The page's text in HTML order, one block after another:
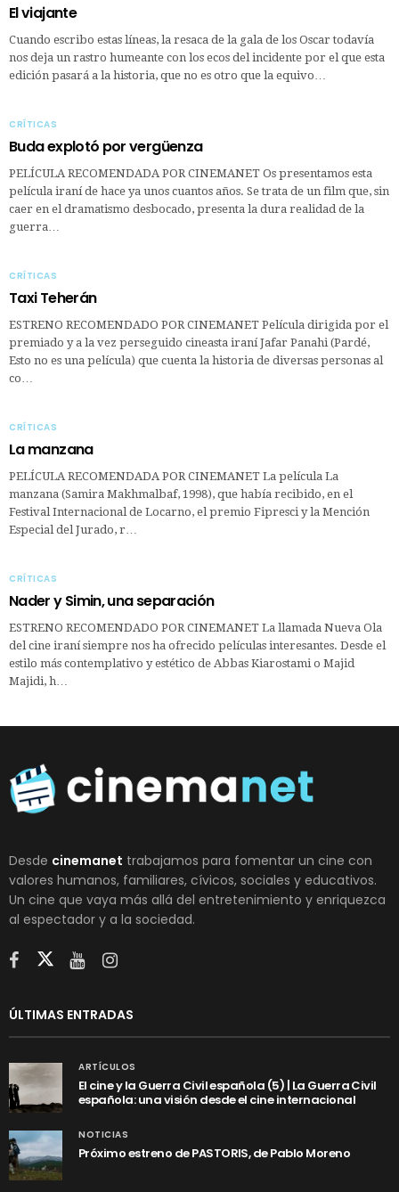
El viajante
Cuando escribo estas líneas, la resaca de la gala de los Oscar todavía
nos deja un rastro humeante con los ecos del incidente por el que esta
edición pasará a la historia, que no es otro que la equivo…
CRÍTICAS
Buda explotó por vergüenza
PELÍCULA RECOMENDADA POR CINEMANET Os presentamos esta
película iraní de hace ya unos cuantos años. Se trata de un film que, sin
caer en el dramatismo desbocado, presenta la dura realidad de la
guerra…
CRÍTICAS
Taxi Teherán
ESTRENO RECOMENDADO POR CINEMANET Película dirigida por el
premiado y a la vez perseguido cineasta iraní Jafar Panahi (Pardé,
Esto no es una película) que cuenta la historia de diversas personas al
co…
CRÍTICAS
La manzana
PELÍCULA RECOMENDADA POR CINEMANET La película La
manzana (Samira Makhmalbaf, 1998), que había recibido, en el
Festival Internacional de Locarno, el premio Fipresci y la Mención
Especial del Jurado, r…
CRÍTICAS
Nader y Simin, una separación
ESTRENO RECOMENDADO POR CINEMANET La llamada Nueva Ola
del cine iraní siempre nos ha ofrecido películas interesantes. Desde el
estilo más contemplativo y estético de Abbas Kiarostami o Majid
Majidi, h…
Desde cinemanet trabajamos para fomentar un cine con
valores humanos, familiares, cívicos, sociales y educativos.
Un cine que vaya más allá del entretenimiento y enriquezca
al espectador y a la sociedad.
ÚLTIMAS ENTRADAS
ARTÍCULOS
El cine y la Guerra Civil española (5) | La Guerra Civil
española: una visión desde el cine internacional
NOTICIAS
Próximo estreno de PASTORIS, de Pablo Moreno